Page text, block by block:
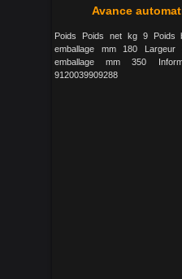
Avance
Poids Poids net kg 9 Poids
emballage mm 180 Largeur
emballage mm 350
9120039909288